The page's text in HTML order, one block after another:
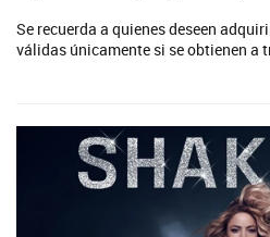
Se recuerda a quienes deseen
válidas únicamente si se obtienen a